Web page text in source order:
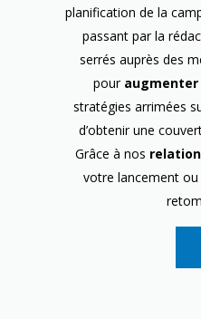
planification de la
passant par la
serrés auprès des
pour
stratégies arrimées
d’obtenir une
Grâce à nos
votre lancement